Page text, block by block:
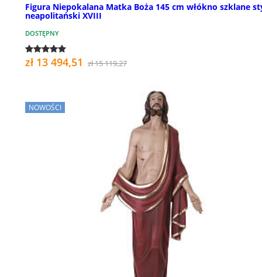
Figura Niepokalana Matka Boża 145 cm włókno szklane
neapolitański XVIII
DOSTĘPNY
zł 13 494,51 zł 15 119,27
NOWOŚCI